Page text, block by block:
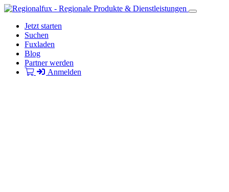
Jetzt starten
Suchen
Fuxladen
Blog
Partner werden
Anmelden